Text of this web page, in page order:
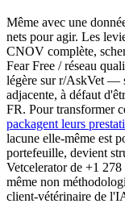
Même avec une
nets pour agir. Les
CNOV complète,
Fear Free / réseau
légère sur r/AskVet —
adjacente, à défaut
FR. Pour transformer
packagent leurs
lacune elle-même est
portefeuille, devient
Vetcelerator de +1
même non
client-vétérinaire de